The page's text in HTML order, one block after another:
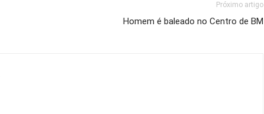
Próximo artigo
Homem é baleado no Centro de BM